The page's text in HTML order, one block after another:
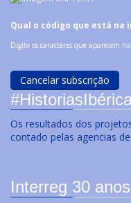
Qual o código que está na
Digite os caracteres que aparecem
Os resultados dos
contado pelas agencias
Interreg 30 anos